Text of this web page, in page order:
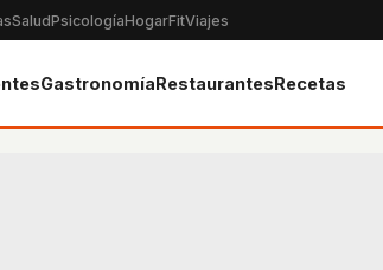
SaludPsicologíaHogarFitViajes
GastronomíaRestaurantesRecetas